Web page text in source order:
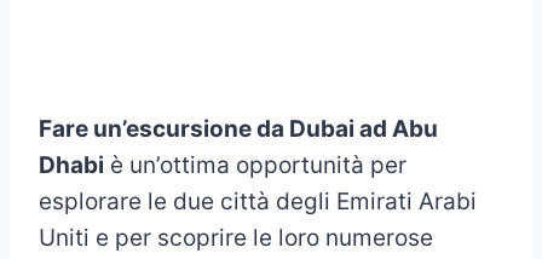
Fare un’escursione da Dubai ad Abu
Dhabi è un’ottima opportunità per
esplorare le due città degli Emirati Arabi
Uniti e per scoprire le loro numerose